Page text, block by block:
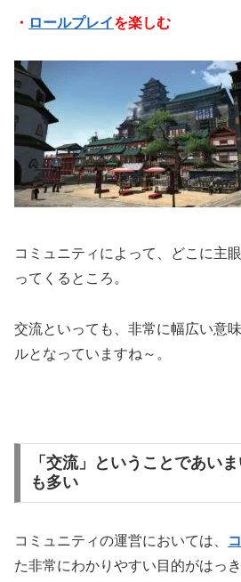
・ ロールプレイを楽しむ
コミュニティによって、どこに主
ってくるところ。
交流といっても、非常に幅広い意
ルとなっていますね～。
「交流」ということであい
も多い
コミュニティの運営においては、
た非常にわかりやすい目的がはっ